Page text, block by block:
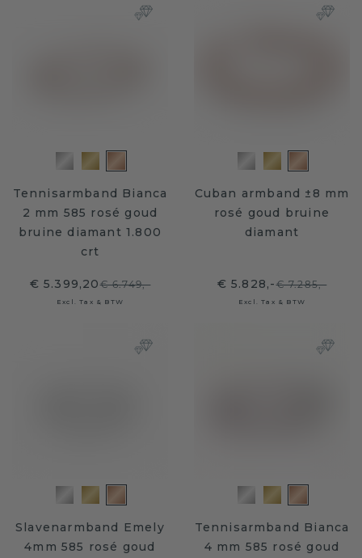
Tennisarmband Bianca
2 mm 585 rosé goud
bruine diamant 1.800
crt
€ 5.399,20€ 6.749,-
Excl. Tax & BTW
Cuban armband ±8 mm
rosé goud bruine
diamant
€ 5.828,-€ 7.285,-
Excl. Tax & BTW
Slavenarmband Emely
4mm 585 rosé goud
Tennisarmband Bianca
4 mm 585 rosé goud